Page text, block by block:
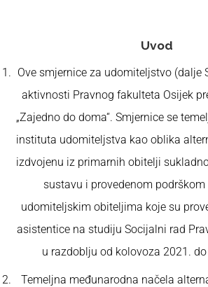
Uvod
Ove smjernice za udomiteljstvo (dalje
aktivnosti Pravnog fakulteta Osijek
„Zajedno do doma“. Smjernice se
instituta udomiteljstva kao oblika
izdvojenu iz primarnih obitelji
sustavu i provedenom
udomiteljskim obiteljima koje su
asistentice na studiju Socijalni rad
u razdoblju od kolovoza 2021.
Temeljna međunarodna načela